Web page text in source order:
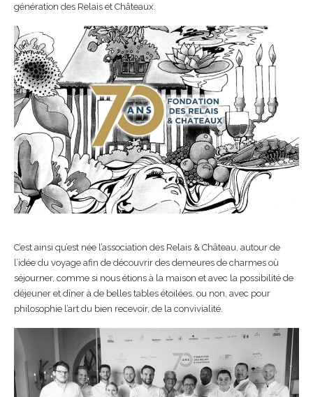
génération des Relais et Châteaux.
C’est ainsi qu’est née l’association des Relais & Château, autour de
l’idée du voyage afin de découvrir des demeures de charmes où
séjourner, comme si nous étions à la maison et avec la possibilité de
déjeuner et dîner à de belles tables étoilées, ou non, avec pour
philosophie l’art du bien recevoir, de la convivialité.